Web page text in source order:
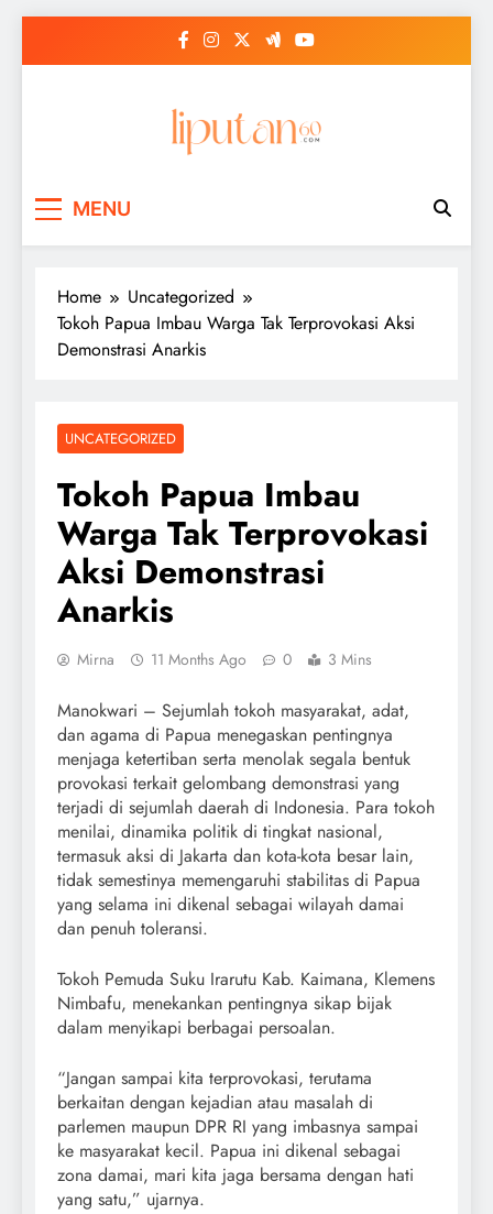
MENU
Home
Uncategorized
Tokoh Papua Imbau Warga Tak Terprovokasi Aksi
Demonstrasi Anarkis
UNCATEGORIZED
Tokoh Papua Imbau
Warga Tak Terprovokasi
Aksi Demonstrasi
Anarkis
Mirna 11 Months Ago 0 3 Mins
Manokwari – Sejumlah tokoh masyarakat, adat,
dan agama di Papua menegaskan pentingnya
menjaga ketertiban serta menolak segala bentuk
provokasi terkait gelombang demonstrasi yang
terjadi di sejumlah daerah di Indonesia. Para tokoh
menilai, dinamika politik di tingkat nasional,
termasuk aksi di Jakarta dan kota-kota besar lain,
tidak semestinya memengaruhi stabilitas di Papua
yang selama ini dikenal sebagai wilayah damai
dan penuh toleransi.
Tokoh Pemuda Suku Irarutu Kab. Kaimana, Klemens
Nimbafu, menekankan pentingnya sikap bijak
dalam menyikapi berbagai persoalan.
“Jangan sampai kita terprovokasi, terutama
berkaitan dengan kejadian atau masalah di
parlemen maupun DPR RI yang imbasnya sampai
ke masyarakat kecil. Papua ini dikenal sebagai
zona damai, mari kita jaga bersama dengan hati
yang satu,” ujarnya.